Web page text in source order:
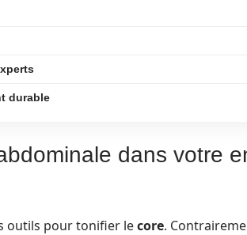
durable
dans votre
outils pour tonifier lecore.